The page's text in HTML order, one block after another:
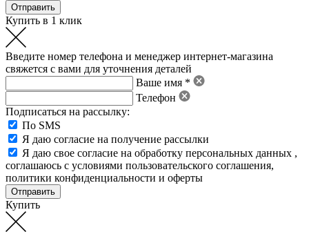
Купить в 1 клик
Введите номер телефона и менеджер интернет-магазина
свяжется с вами для уточнения деталей
Ваше имя *
Телефон
Подписаться на рассылку:
По SMS
Я даю согласие на получение рассылки
Я даю свое согласие на обработку персональных данных ,
соглашаюсь с условиями пользовательского соглашения,
политики конфиденциальности и оферты
Купить